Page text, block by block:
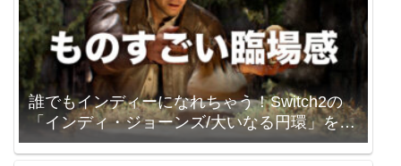
誰でもインディーになれちゃう！Switch2の
「インディ・ジョーンズ/大いなる円環」を買
いました。